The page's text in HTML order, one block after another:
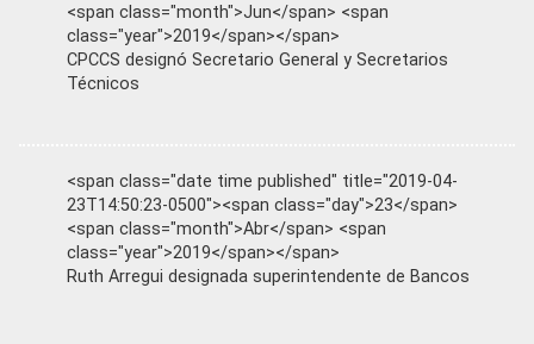
<span class="month">Jun</span> <span
class="year">2019</span></span>
CPCCS designó Secretario General y Secretarios
Técnicos
<span class="date time published" title="2019-04-
23T14:50:23-0500"><span class="day">23</span>
<span class="month">Abr</span> <span
class="year">2019</span></span>
Ruth Arregui designada superintendente de Bancos